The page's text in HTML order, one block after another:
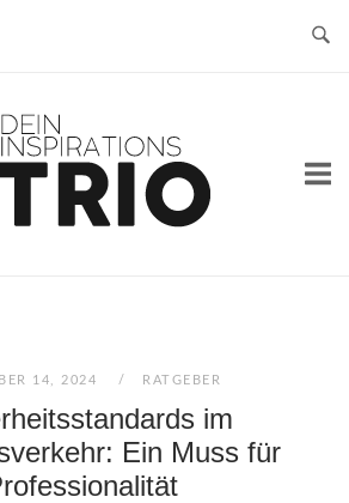
14, 2024 RATGEBER
im
Ein Muss für